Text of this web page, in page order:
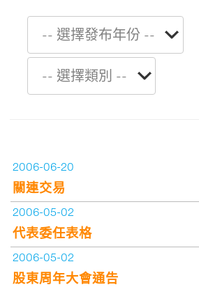
2006-06-20
關連交易
2006-05-02
代表委任表格
2006-05-02
股東周年大會通告